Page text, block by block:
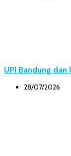
UPI Bandung dan
28/07/2026